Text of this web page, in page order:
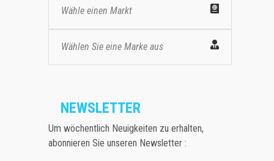
Wähle einen Markt
Wählen Sie eine Marke aus
NEWSLETTER
Um wöchentlich Neuigkeiten zu erhalten,
abonnieren Sie unseren Newsletter :